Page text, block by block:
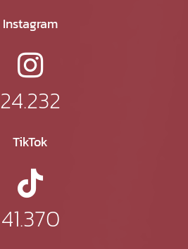
Instagram
24.232
TikTok
41.370